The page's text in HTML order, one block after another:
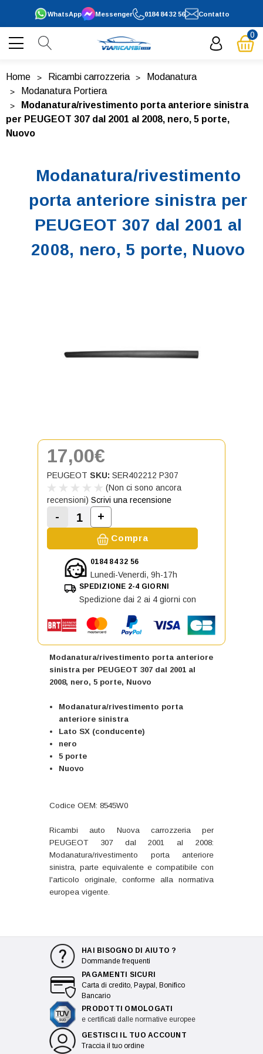
0184 84 32 56
WhatsApp Contatto
Messenger
0
Home Ricambi carrozzeria
Modanatura
Modanatura Portiera
Modanatura/rivestimento porta anteriore sinistra
per PEUGEOT 307 dal 2001 al 2008, nero, 5 porte,
Nuovo
Modanatura/rivestimento
porta anteriore sinistra per
PEUGEOT 307 dal 2001 al
2008, nero, 5 porte, Nuovo
Modanatura/rivestimento porta anteriore
sinistra per PEUGEOT 307 dal 2001 al
2008, nero, 5 porte, Nuovo
Modanatura/rivestimento porta
anteriore sinistra
Lato SX (conducente)
nero
5 porte
Nuovo
Codice OEM: 8545W0
Ricambi auto Nuova carrozzeria per
PEUGEOT 307 dal 2001 al 2008:
Modanatura/rivestimento porta anteriore
sinistra, parte equivalente e compatibile con
l'articolo originale, conforme alla normativa
europea vigente.
17,00€
PEUGEOT SKU: SER402212 P307
(Non ci sono ancora
recensioni) Scrivi una recensione
Diminuisci la quantità di Modanatura/
-
Aumenta la quantità di
+
Compra
0184 84 32 56
Lunedi-Venerdi, 9h-17h
SPEDIZIONE 2-4 GIORNI
Spedizione dai 2 ai 4 giorni con
HAI BISOGNO DI AIUTO ?
Dommande frequenti
PAGAMENTI SICURI
Carta di credito, Paypal, Bonifico
Bancario
PRODOTTI OMOLOGATI
e certificati dalle normative europee
GESTISCI IL TUO ACCOUNT
Traccia il tuo ordine